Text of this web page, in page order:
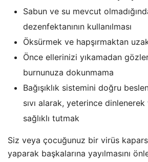
Sabun ve su mevcut
dezenfektanının kullanılması
Öksürmek ve hapşırmaktan
Önce ellerinizi yıkamadan
burnunuza dokunmama
Bağışıklık sistemini doğru
sıvı alarak, yeterince
sağlıklı tutmak
Siz veya çocuğunuz bir virüs
yaparak başkalarına yayılmasını